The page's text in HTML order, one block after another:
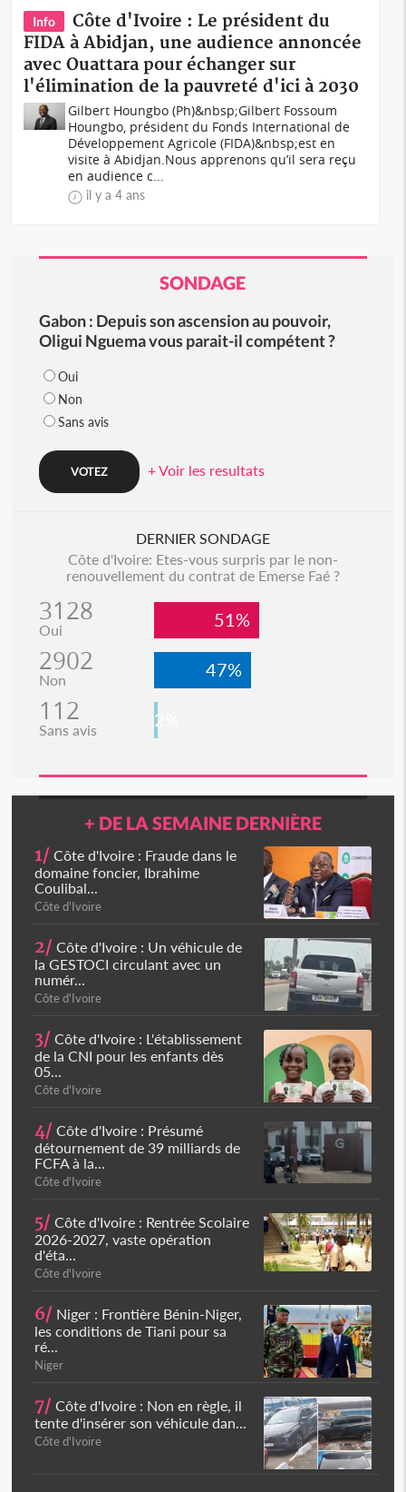
Info
Côte d'Ivoire : Le président du
FIDA à Abidjan, une audience annoncée
avec Ouattara pour échanger sur
l'élimination de la pauvreté d'ici à 2030
Gilbert Houngbo (Ph)&nbsp;Gilbert Fossoum
Houngbo, président du Fonds International de
Développement Agricole (FIDA)&nbsp;est en
visite à Abidjan.Nous apprenons qu’il sera reçu
en audience c...
il y a 4 ans
SONDAGE
Gabon : Depuis son ascension au pouvoir,
Oligui Nguema vous parait-il compétent ?
Oui
Non
Sans avis
+ Voir les resultats
DERNIER SONDAGE
Côte d'Ivoire: Etes-vous surpris par le non-
renouvellement du contrat de Emerse Faé ?
3128
Oui 51%
2902
Non 47%
112
Sans avis 2%
+ DE LA SEMAINE DERNIÈRE
1/ Côte d'Ivoire : Fraude dans le
domaine foncier, Ibrahime
Coulibal...
Côte d'Ivoire
2/ Côte d'Ivoire : Un véhicule de
la GESTOCI circulant avec un
numér...
Côte d'Ivoire
3/ Côte d'Ivoire : L'établissement
de la CNI pour les enfants dès
05...
Côte d'Ivoire
4/ Côte d'Ivoire : Présumé
détournement de 39 milliards de
FCFA à la...
Côte d'Ivoire
5/ Côte d'Ivoire : Rentrée Scolaire
2026-2027, vaste opération
d'éta...
Côte d'Ivoire
6/ Niger : Frontière Bénin-Niger,
les conditions de Tiani pour sa
ré...
Niger
7/ Côte d'Ivoire : Non en règle, il
tente d'insérer son véhicule dan...
Côte d'Ivoire